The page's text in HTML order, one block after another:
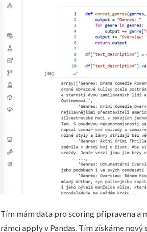
Tím mám data pro scoring připravena a
rámci apply v Pandas. Tím získáme